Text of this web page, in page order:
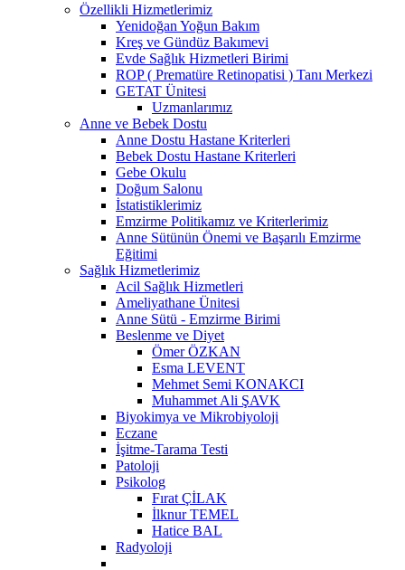
Özellikli Hizmetlerimiz
Yenidoğan Yoğun Bakım
Kreş ve Gündüz Bakımevi
Evde Sağlık Hizmetleri Birimi
ROP ( Prematüre Retinopatisi ) Tanı Merkezi
GETAT Ünitesi
Uzmanlarımız
Anne ve Bebek Dostu
Anne Dostu Hastane Kriterleri
Bebek Dostu Hastane Kriterleri
Gebe Okulu
Doğum Salonu
İstatistiklerimiz
Emzirme Politikamız ve Kriterlerimiz
Anne Sütünün Önemi ve Başarılı Emzirme
Eğitimi
Sağlık Hizmetlerimiz
Acil Sağlık Hizmetleri
Ameliyathane Ünitesi
Anne Sütü - Emzirme Birimi
Beslenme ve Diyet
Ömer ÖZKAN
Esma LEVENT
Mehmet Semi KONAKCI
Muhammet Ali ŞAVK
Biyokimya ve Mikrobiyoloji
Eczane
İşitme-Tarama Testi
Patoloji
Psikolog
Fırat ÇİLAK
İlknur TEMEL
Hatice BAL
Radyoloji